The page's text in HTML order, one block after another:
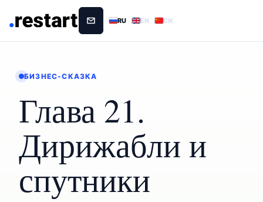
RU EN CN
БИЗНЕС-СКАЗКА
Глава 21.
Дирижабли и
спутники